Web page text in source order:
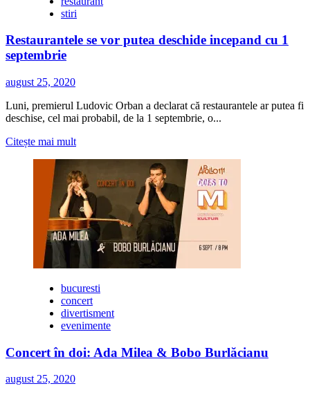
stiri
Restaurantele se vor putea deschide incepand cu 1
septembrie
august 25, 2020
Luni, premierul Ludovic Orban a declarat că restaurantele ar putea fi
deschise, cel mai probabil, de la 1 septembrie, o...
Citește mai multCitește
multe
despre
Restaurantele
se
vor
putea
deschide
incepand
cu
septembrie
bucuresti
concert
divertisment
evenimente
Concert în doi: Ada Milea & Bobo Burlăcianu
august 25, 2020